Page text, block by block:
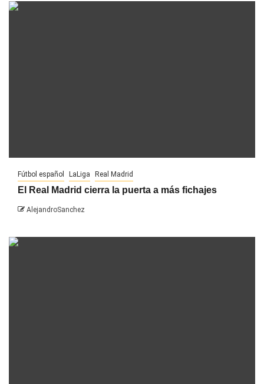
Fútbol español LaLiga Real Madrid
El Real Madrid cierra la puerta a más fichajes
AlejandroSanchez